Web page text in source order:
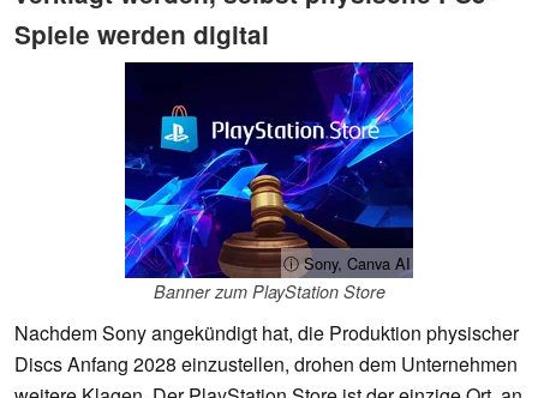
Spiele werden digital
ⓘ Sony, Canva AI
Banner zum PlayStation Store
Nachdem Sony angekündigt hat, die Produktion physischer
Discs Anfang 2028 einzustellen, drohen dem Unternehmen